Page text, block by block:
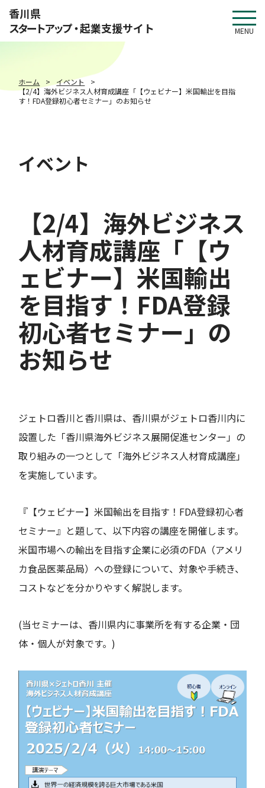
香川県
スタートアップ・起業支援サイト MENU
ホーム
イベント
【2/4】海外ビジネス人材育成講座「【ウェビナー】米国輸出を目指
す！FDA登録初心者セミナー」のお知らせ
イベント
【2/4】海外ビジネス
人材育成講座「【ウ
ェビナー】米国輸出
を目指す！FDA登録
初心者セミナー」の
お知らせ
ジェトロ香川と香川県は、香川県がジェトロ香川内に
設置した「香川県海外ビジネス展開促進センター」の
取り組みの一つとして「海外ビジネス人材育成講座」
を実施しています。
『【ウェビナー】米国輸出を目指す！FDA登録初心者
セミナー』と題して、以下内容の講座を開催します。
米国市場への輸出を目指す企業に必須のFDA（アメリ
カ食品医薬品局）への登録について、対象や手続き、
コストなどを分かりやすく解説します。
(当セミナーは、香川県内に事業所を有する企業・団
体・個人が対象です。)